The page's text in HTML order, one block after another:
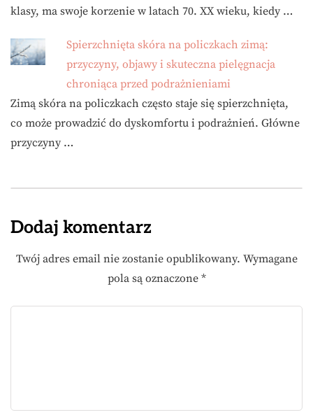
klasy, ma swoje korzenie w latach 70. XX wieku, kiedy …
Spierzchnięta skóra na policzkach zimą:
przyczyny, objawy i skuteczna pielęgnacja
chroniąca przed podrażnieniami
Zimą skóra na policzkach często staje się spierzchnięta,
co może prowadzić do dyskomfortu i podrażnień. Główne
przyczyny …
Dodaj komentarz
Twój adres email nie zostanie opublikowany. Wymagane
pola są oznaczone *